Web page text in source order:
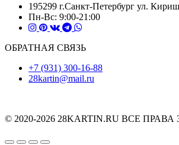
195299 г.Санкт-
Пн-Вс: 9:00-21:00
ОБРАТНАЯ СВЯЗЬ
+7 (931) 300-16-88
28kartin@mail.ru
© 2020-2026 28KARTIN.RU ВСЕ